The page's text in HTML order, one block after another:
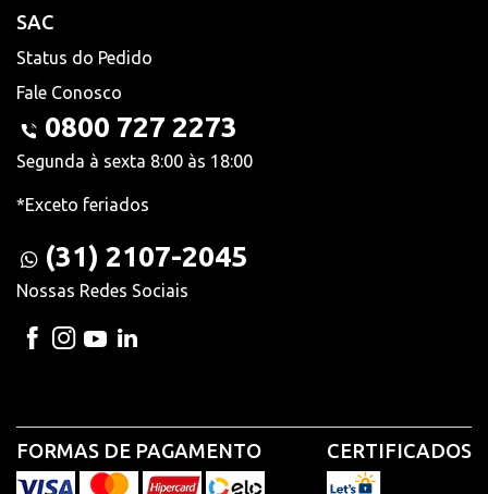
SAC
Status do Pedido
Fale Conosco
0800 727 2273
Segunda à sexta 8:00 às 18:00
*Exceto feriados
(31) 2107-2045
Nossas Redes Sociais
FORMAS DE PAGAMENTO CERTIFICADOS